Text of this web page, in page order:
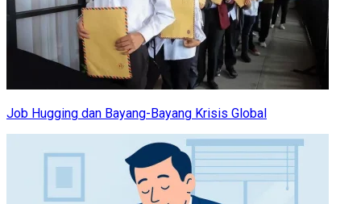
Job Hugging dan Bayang-Bayang Krisis Global